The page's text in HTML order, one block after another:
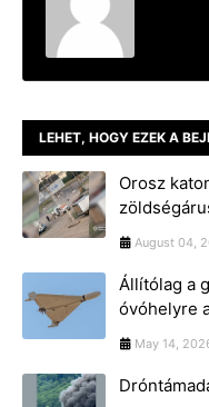
LEHET, HOGY EZEK A
Orosz
August 04,
Állítólag a
óvóhelyre
May 14,